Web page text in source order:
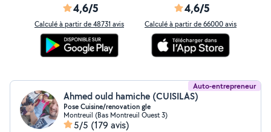
4,6/5
Calculé à partir de 48731 avis
4,6/5
Calculé à partir de 66000 avis
Auto-entrepreneur
Ahmed ould hamiche (CUISILAS)
Pose Cuisine/renovation gle
Montreuil (Bas Montreuil Ouest 3)
5/5 (179 avis)